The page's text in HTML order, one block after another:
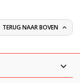
TERUG NAAR BOVEN 
